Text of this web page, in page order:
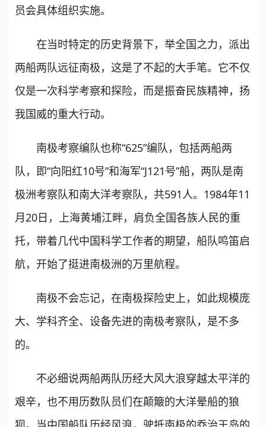
员会具体组织实施。
在当时特定的历史背景下，举全国之力，派出
两船两队远征南极，这是了不起的大手笔。它不仅
仅是一次科学考察和探险，而是振奋民族精神，扬
我国威的重大行动。
南极考察编队也称“625”编队，包括两船两
队，即“向阳红10号”和海军“J121号”船，两队是南
极洲考察队和南大洋考察队，共591人。1984年11
月20日，上海黄埔江畔，肩负全国各族人民的重
托，带着几代中国科学工作者的期望，船队鸣笛启
航，开始了挺进南极洲的万里航程。
南极不会忘记，在南极探险史上，如此规模庞
大、学科齐全、设备先进的南极考察队，是不多
的。
不必细说两船两队历经大风大浪穿越太平洋的
艰辛，也不用历数队员们在颠簸的大洋晕船的狼